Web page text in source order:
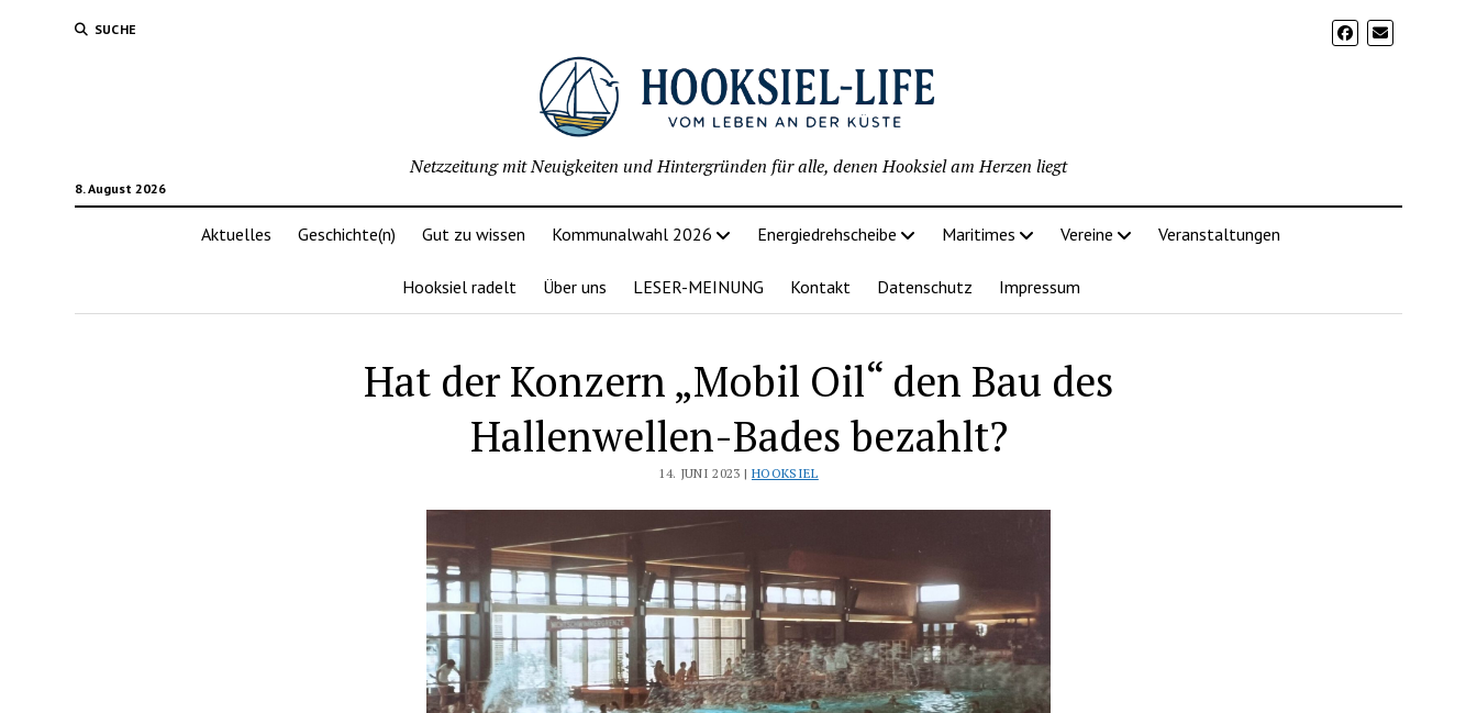
SUCHE
8. August 2026
Netzzeitung mit Neuigkeiten und Hintergründen für alle, denen Hooksiel am Herzen liegt
Aktuelles Geschichte(n) Gut zu wissen Kommunalwahl 2026 Energiedrehscheibe Maritimes Vereine Veranstaltungen
Hooksiel radelt Über uns LESER-MEINUNG Kontakt Datenschutz Impressum
Hat der Konzern „Mobil Oil“ den Bau des
Hallenwellen-Bades bezahlt?
14. JUNI 2023 | HOOKSIEL